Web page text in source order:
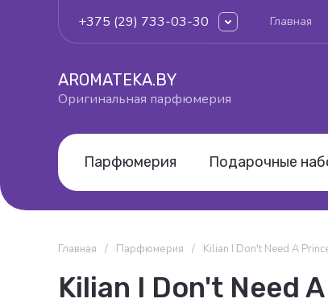
+375 (29) 733-03-30 Главная
AROMATEKA.BY
Оригинальная парфюмерия
Парфюмерия Подарочные
Главная / Парфюмерия / Kilian I Don't Need A
Kilian I Don't Need